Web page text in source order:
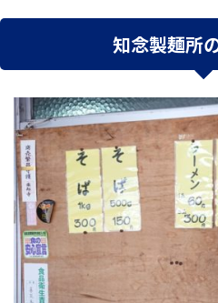
知念製麺所